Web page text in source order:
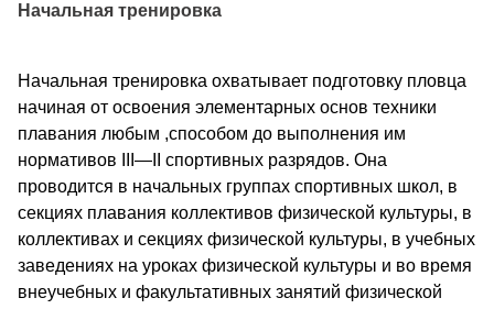
Начальная тренировка
Начальная тренировка охватывает подготовку пловца
начиная от освоения элементарных основ техники
плавания любым ,способом до выполнения им
нормативов III—II спортивных разрядов. Она
проводится в начальных группах спортивных школ, в
секциях плавания коллективов физической культуры, в
коллективах и секциях физической культуры, в учебных
заведениях на уроках физической культуры и во время
внеучебных и факультативных занятий физической